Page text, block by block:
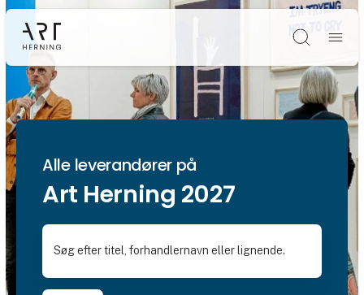
Søg
Alle leverandører på
Art Herning 2027
Søg efter titel, forhandlernavn eller lignende.